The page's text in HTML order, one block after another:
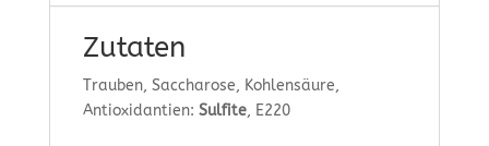
Zutaten
Trauben, Saccharose, Kohlensäure,
Antioxidantien: Sulfite, E220